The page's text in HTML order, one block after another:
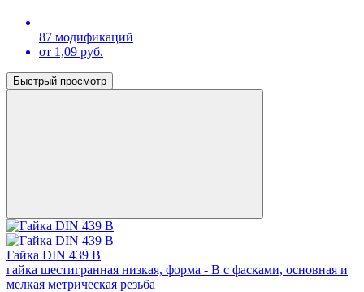
87 модификаций
от 1,09 руб.
Быстрый просмотр
Гайка DIN 439 В
гайка шестигранная низкая, форма - В с фасками, основная и
мелкая метрическая резьба